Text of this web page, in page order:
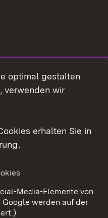
optimal gestalten
verwenden wir
erhalten Sie in
.
Media-Elemente von
werden auf der